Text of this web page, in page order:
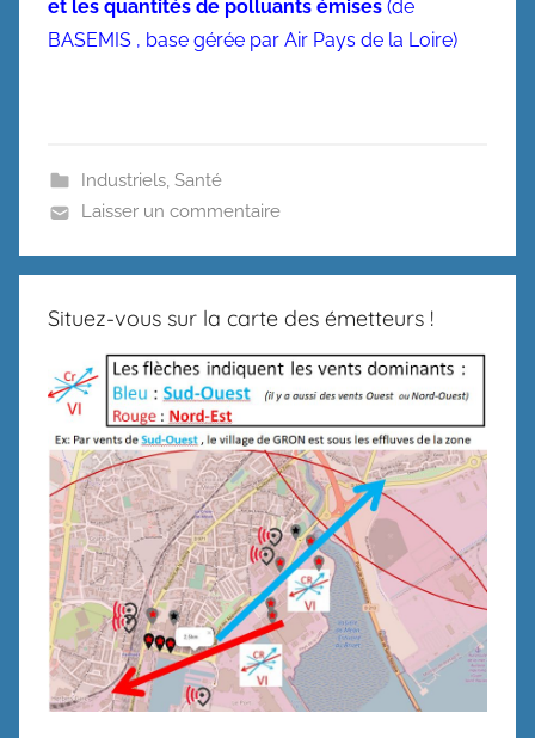
et les quantités de polluants émises (de
BASEMIS , base gérée par Air Pays de la Loire)
Industriels, Santé
Laisser un commentaire
Situez-vous sur la carte des émetteurs !